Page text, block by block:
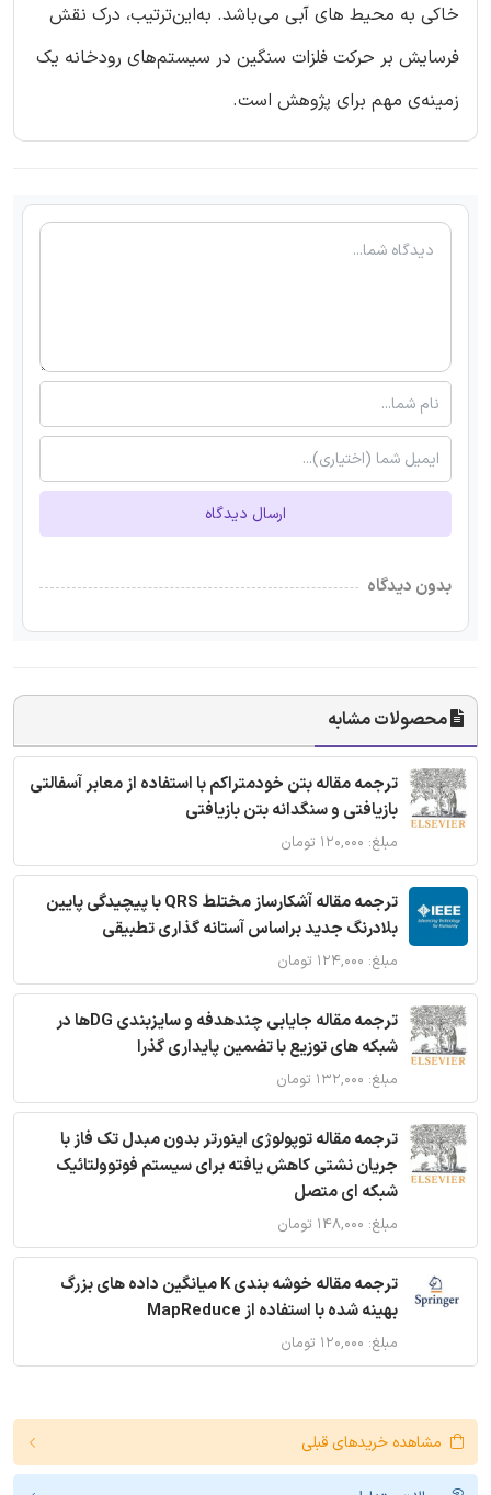
خاکی به محیط های آبی می‌باشد. به‌این‌ترتیب، درک نقش
فرسایش بر حرکت فلزات سنگین در سیستم‌های رودخانه یک
زمینه‌ی مهم برای پژوهش است.
ارسال دیدگاه
بدون دیدگاه
محصولات مشابه
ترجمه مقاله بتن خودمتراکم با استفاده از معابر آسفالتی
بازیافتی و سنگدانه بتن بازیافتی
مبلغ: ۱۲۰,۰۰۰ تومان
ترجمه مقاله آشکارساز مختلط QRS با پیچیدگی پایین
بلادرنگ جدید براساس آستانه گذاری تطبیقی
مبلغ: ۱۲۴,۰۰۰ تومان
ترجمه مقاله جایابی چندهدفه و سایزبندی DGها در
شبکه های توزیع با تضمین پایداری گذرا
مبلغ: ۱۳۲,۰۰۰ تومان
ترجمه مقاله توپولوژی اینورتر بدون مبدل تک فاز با
جریان نشتی کاهش یافته برای سیستم فوتوولتائیک
شبکه ای متصل
مبلغ: ۱۴۸,۰۰۰ تومان
ترجمه مقاله خوشه بندی K میانگین داده های بزرگ
بهینه شده با استفاده از MapReduce
مبلغ: ۱۲۰,۰۰۰ تومان
مشاهده خریدهای قبلی